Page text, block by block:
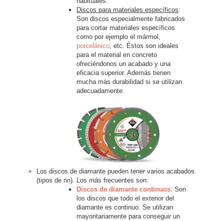
Discos para materiales específicos:
Son discos especialmente fabricados
para cortar materiales específicos
como por ejemplo el mármol,
porcelánico, etc. Éstos son ideales
para el material en concreto
ofreciéndonos un acabado y una
eficacia superior. Además tienen
mucha más durabilidad si se utilizan
adecuadamente.
Los discos de diamante pueden tener varios acabados
(tipos de rin). Los más frecuentes son:
Discos de diamante continuos: Son
los discos que todo el exterior del
diamante es continuo. Se utilizan
mayoritariamente para conseguir un